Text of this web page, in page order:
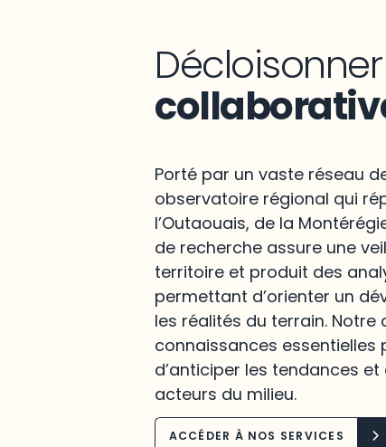
Porté par un vaste réseau
observatoire régional qui
l’Outaouais, de la
de recherche assure une
territoire et produit des
permettant d’orienter un
les réalités du terrain. Notre
connaissances essentielles
d’anticiper les tendances
acteurs du milieu.
ACCÉDER À NOS SERVICES